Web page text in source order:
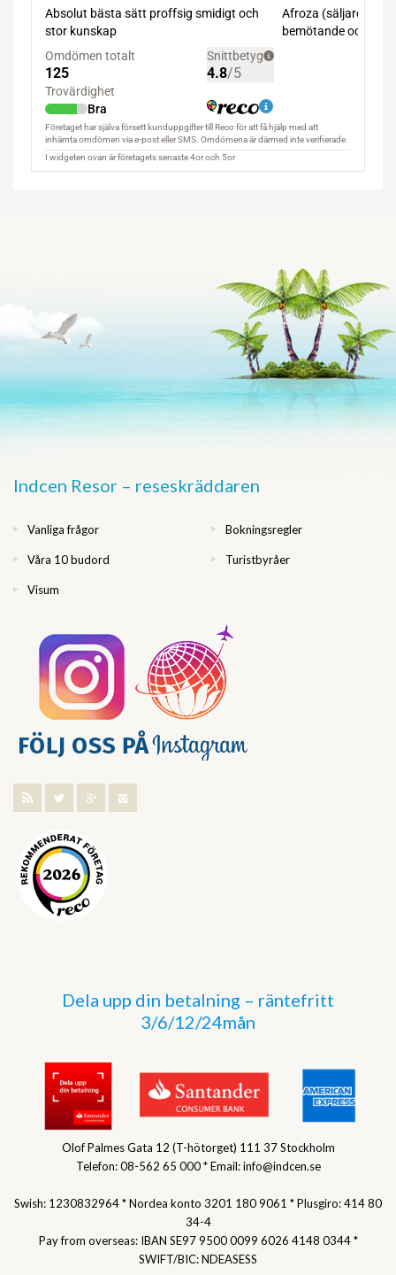
Indcen Resor – reseskräddaren
Vanliga frågor Bokningsregler
Våra 10 budord Turistbyråer
Visum
Dela upp din betalning – räntefritt
3/6/12/24mån
Olof Palmes Gata 12 (T-hötorget) 111 37 Stockholm
Telefon: 08-562 65 000 * Email: info@indcen.se
Swish: 1230832964 * Nordea konto 3201 180 9061 * Plusgiro: 414 80
34-4
Pay from overseas: IBAN SE97 9500 0099 6026 4148 0344 *
SWIFT/BIC: NDEASESS